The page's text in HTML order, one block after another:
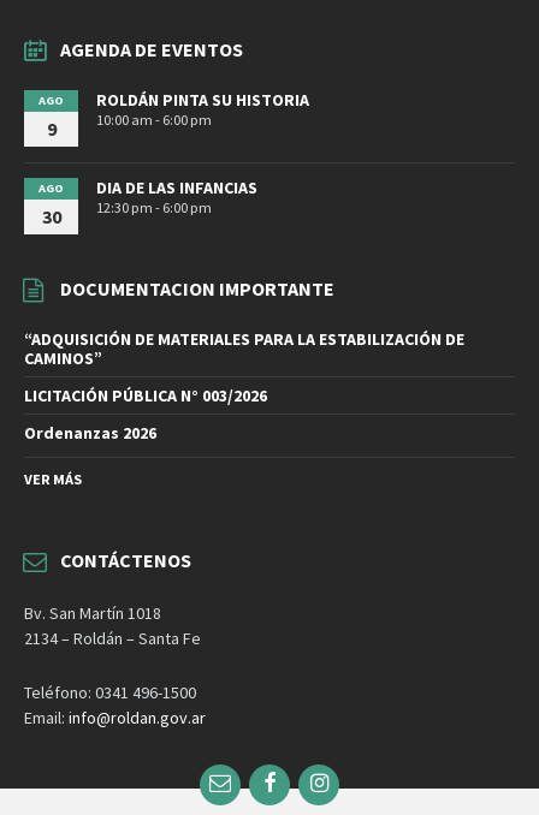
AGENDA DE EVENTOS
AGO
9
ROLDÁN PINTA SU HISTORIA
10:00 am - 6:00 pm
AGO
30
DIA DE LAS INFANCIAS
12:30 pm - 6:00 pm
DOCUMENTACION IMPORTANTE
“ADQUISICIÓN DE MATERIALES PARA LA ESTABILIZACIÓN DE
CAMINOS”
LICITACIÓN PÚBLICA N° 003/2026
Ordenanzas 2026
VER MÁS
CONTÁCTENOS
Bv. San Martín 1018
2134 – Roldán – Santa Fe
Teléfono: 0341 496-1500
Email: info@roldan.gov.ar
EmailFacebookInstagram